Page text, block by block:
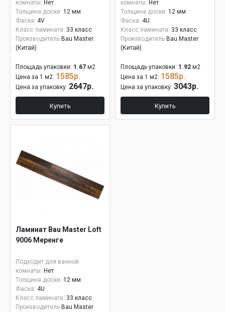
комнаты: Нет
Толщина доски: 12 мм
Фаска: 4V
Класс ламината: 33 класс
Производитель Bau Master
(Китай)
Площадь упаковки: 1.67 м2
Цена за 1 м2: 1585р.
Цена за упаковку: 2647р.
Купить
комнаты: Нет
Толщина доски: 12 мм
Фаска: 4U
Класс ламината: 33 класс
Производитель Bau Master
(Китай)
Площадь упаковки: 1.92 м2
Цена за 1 м2: 1585р.
Цена за упаковку: 3043р.
Купить
Ламинат Bau Master Loft
9006 Меренге
Подходит для ванной
комнаты: Нет
Толщина доски: 12 мм
Фаска: 4U
Класс ламината: 33 класс
Производитель Bau Master